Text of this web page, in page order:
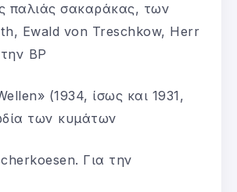
παλιάς σακαράκας, των
Ewald von Treschkow, Herr
BP
(1934, ίσως και 1931,
των κυμάτων
Για την